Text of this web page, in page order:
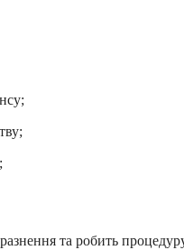
та робить